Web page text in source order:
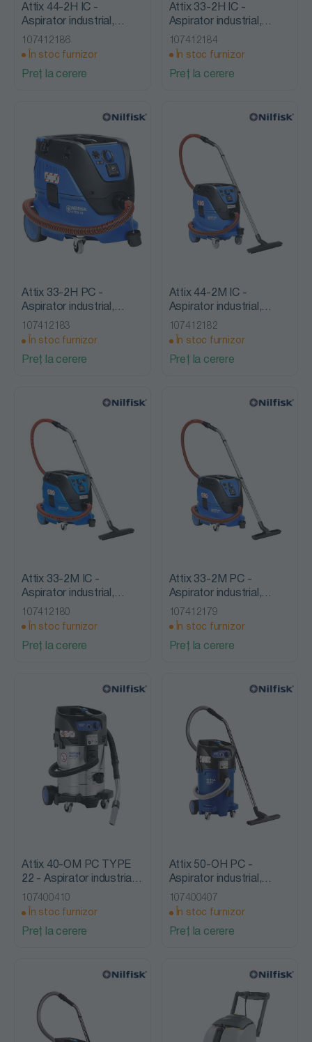
Attix 44-2H IC -
Aspirator industrial,
clasa de praf H, Nilfisk
Alto
107412186
În stoc furnizor
Preț la cerere
Attix 33-2H IC -
Aspirator industrial,
clasa de praf H, Nilfisk
Alto
107412184
În stoc furnizor
Preț la cerere
Attix 33-2H PC -
Aspirator industrial,
clasa de praf H, Nilfisk
Alto
107412183
În stoc furnizor
Preț la cerere
Attix 44-2M IC -
Aspirator industrial,
clasa de praf M, Nilfisk
Alto
107412182
În stoc furnizor
Preț la cerere
Attix 33-2M IC -
Aspirator industrial,
clasa de praf M, Nilfisk
Alto
107412180
În stoc furnizor
Preț la cerere
Attix 33-2M PC -
Aspirator industrial,
clasa de praf M, Nilfisk
Alto
107412179
În stoc furnizor
Preț la cerere
Attix 40-OM PC TYPE
22 - Aspirator industrial,
anti - explozie, Nilfisk
Alto
107400410
În stoc furnizor
Preț la cerere
Attix 50-OH PC -
Aspirator industrial,
clasa de praf H, Nilfisk
Alto
107400407
În stoc furnizor
Preț la cerere